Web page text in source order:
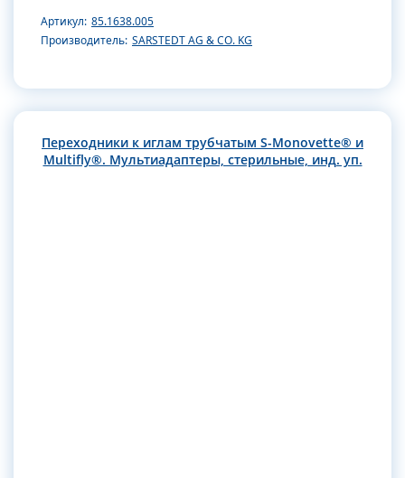
Артикул: 85.1638.005
Производитель: SARSTEDT AG & CO. KG
Переходники к иглам трубчатым S-Monovette® и
Multifly®. Мультиадаптеры, стерильные, инд. уп.